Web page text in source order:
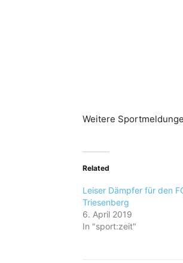
Weitere
Related
Leiser Dämpfer für den
Triesenberg
6. April 2019
In "sport:zeit"